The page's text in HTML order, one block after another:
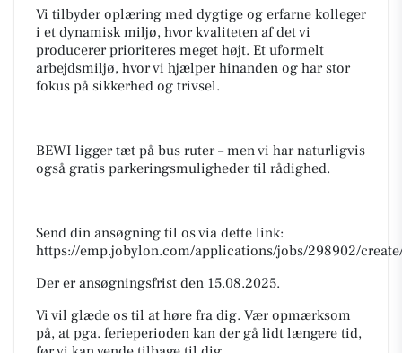
Vi tilbyder oplæring med dygtige og erfarne kolleger
i et dynamisk miljø, hvor kvaliteten af det vi
producerer prioriteres meget højt. Et uformelt
arbejdsmiljø, hvor vi hjælper hinanden og har stor
fokus på sikkerhed og trivsel.
BEWI ligger tæt på bus ruter – men vi har naturligvis
også gratis parkeringsmuligheder til rådighed.
Send din ansøgning til os via dette link:
https://emp.jobylon.com/applications/jobs/298902/
Der er ansøgningsfrist den 15.08.2025.
Vi vil glæde os til at høre fra dig. Vær opmærksom
på, at pga. ferieperioden kan der gå lidt længere tid,